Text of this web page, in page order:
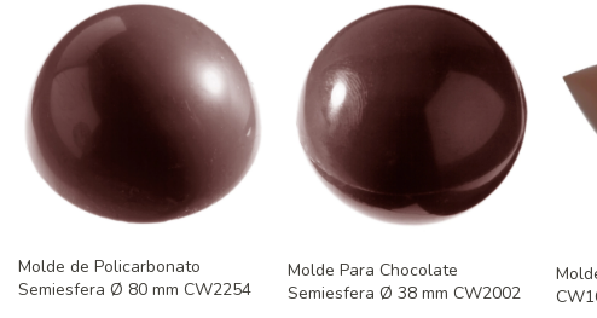
Molde de Policarbonato
Semiesfera Ø 80 mm CW2254
Molde Para Chocolate
Semiesfera Ø 38 mm CW2002